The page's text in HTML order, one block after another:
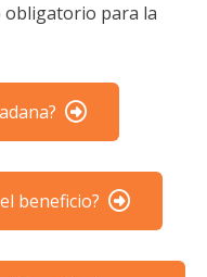
obligatorio para la
beneficio?